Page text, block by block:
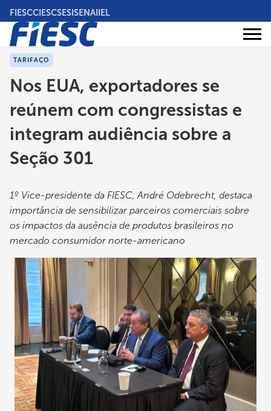
Pular
para
conteúdo
principal
FIESCCIESCSESISENAIIEL
Áreas
TARIFAÇO
Nos EUA, exportadores se
reúnem com congressistas e
integram audiência sobre a
Seção 301
1º Vice-presidente da FIESC, André Odebrecht, destaca
importância de sensibilizar parceiros comerciais sobre
os impactos da ausência de produtos brasileiros no
mercado consumidor norte-americano